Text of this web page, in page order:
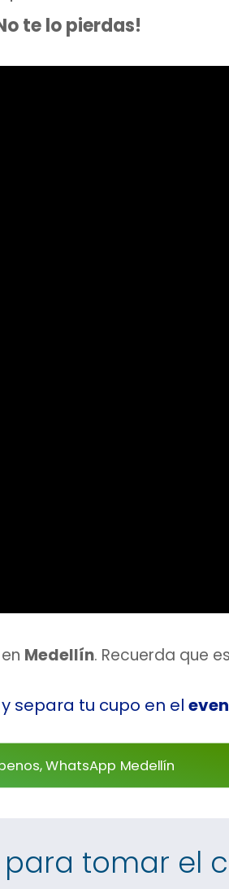
te lo pierdas!
Medellín. Recuerda que
separa tu cupo en el
WhatsApp Medellín
para tomar el